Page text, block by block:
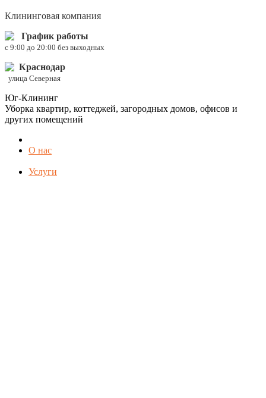
Клининговая компания
График работы
c 9:00 до 20:00 без выходных
Краснодар
улица Северная
Юг-Клининг
Уборка квартир, коттеджей, загородных домов, офисов и
других помещений
О нас
Услуги